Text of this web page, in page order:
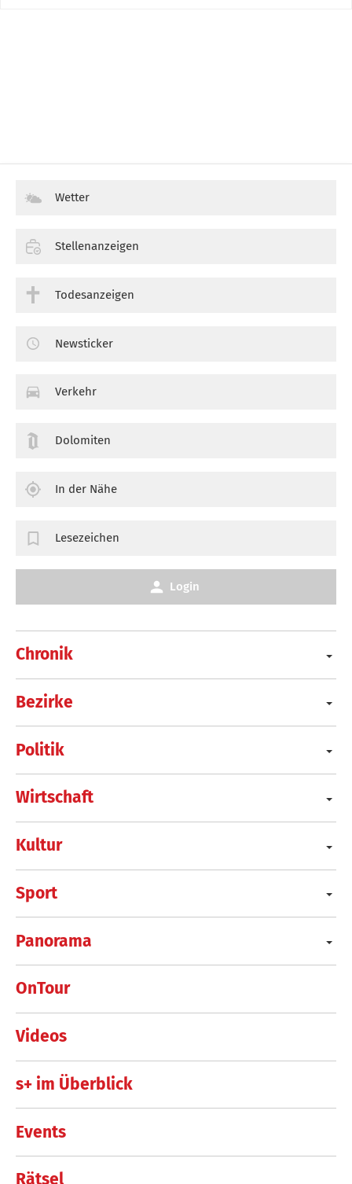
Chronik
Bezirke
Politik
Wirtschaft
Kultur
Sport
Panorama
OnTour
Videos
s+ im Überblick
Events
Rätsel
Wetter
Stellenanzeigen
Todesanzeigen
Newsticker
Verkehr
Dolomiten
In der Nähe
Lesezeichen
Login